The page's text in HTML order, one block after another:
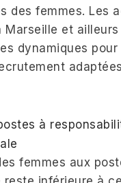
des femmes. Les
Marseille et
dynamiques pour
à
femmes aux